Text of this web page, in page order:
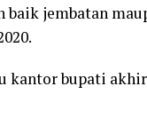
baik jembatan
kantor bupati